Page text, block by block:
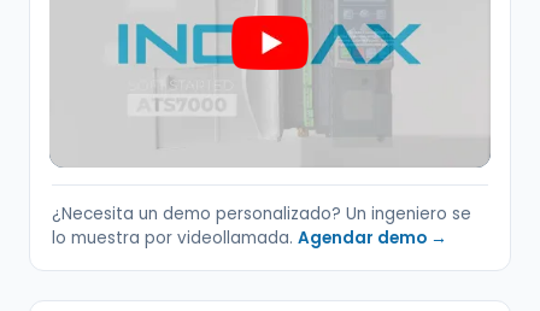
¿Necesita un demo personalizado? Un ingeniero se
lo muestra por videollamada. Agendar demo →